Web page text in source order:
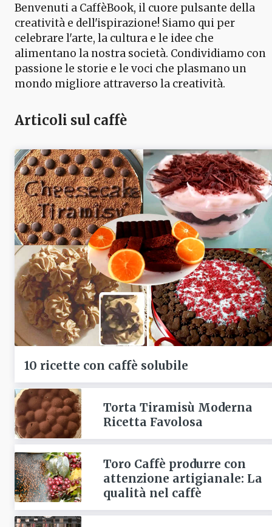
Benvenuti a CaffèBook, il cuore pulsante della
creatività e dell'ispirazione! Siamo qui per
celebrare l'arte, la cultura e le idee che
alimentano la nostra società. Condividiamo con
passione le storie e le voci che plasmano un
mondo migliore attraverso la creatività.
Articoli sul caffè
10 ricette con caffè solubile
Torta Tiramisù Moderna
Ricetta Favolosa
Toro Caffè produrre con
attenzione artigianale: La
qualità nel caffè